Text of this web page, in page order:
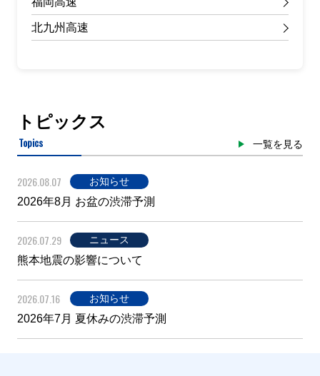
北九州高速
トピックス
Topics 一覧を見る
2026.08.07 お知らせ
2026年8月 お盆の渋滞予測
2026.07.29 ニュース
熊本地震の影響について
2026.07.16 お知らせ
2026年7月 夏休みの渋滞予測